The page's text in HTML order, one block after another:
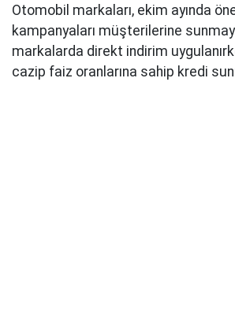
Otomobil markaları, ekim ayında
kampanyaları müşterilerine
markalarda direkt indirim
cazip faiz oranlarına sahip kredi